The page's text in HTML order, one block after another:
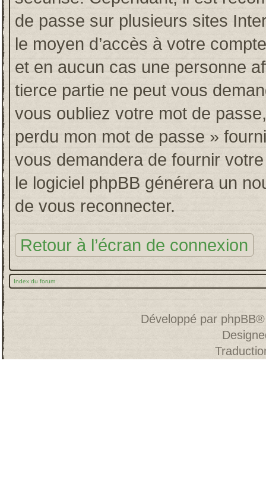
de passe sur plusieurs sites
le moyen d’accès à votre
et en aucun cas une personne
tierce partie ne peut vous
vous oubliez votre mot de
perdu mon mot de passe »
vous demandera de fournir
le logiciel phpBB générera un
de vous reconnecter.
Retour à l’écran de connexion
Index du forum
Développé par phpBB®